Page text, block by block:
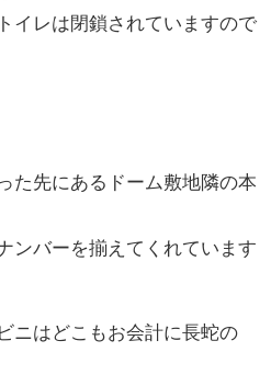
イレは閉鎖されていますので
た先にあるドーム敷地隣の本
ンバーを揃えてくれています
ニはどこもお会計に長蛇の